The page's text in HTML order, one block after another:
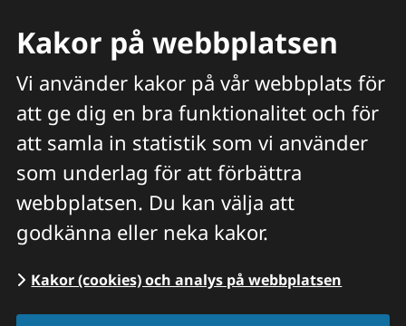
Kakor på webbplatsen
Vi använder kakor på vår webbplats för
att ge dig en bra funktionalitet och för
att samla in statistik som vi använder
som underlag för att förbättra
webbplatsen. Du kan välja att
godkänna eller neka kakor.
Kakor (cookies) och analys på webbplatsen
Meny Hitta veterinär Sök
Start / Våra priser och tjänster / Intyg | ALLA
DJURSLAG